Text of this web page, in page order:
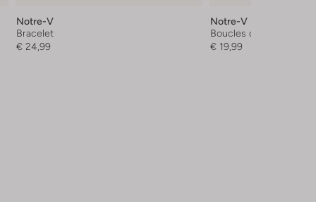
Notre-V
Bracelet
€ 24,99
Notre-V
Boucles d'oreilles
€ 19,99